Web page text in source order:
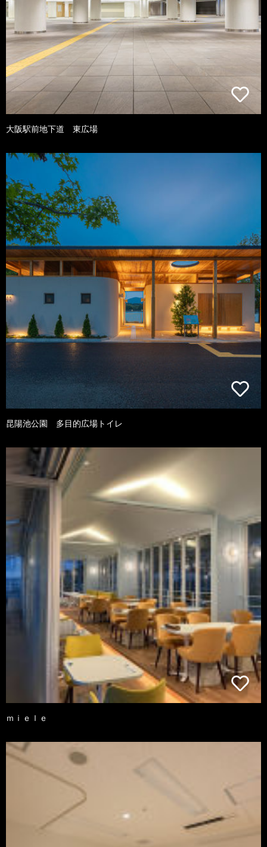
大阪駅前地下道 東広場
昆陽池公園 多目的広場トイレ
ｍｉｅｌｅ